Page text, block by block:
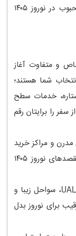
متنوع، باکو را به انتخابی اقتصادی و محبوب در نوروز ۱۴۰۵
و متفاوت آغاز
نوروز ۱۴۰۵ بهترین انتخاب شما هستند؛
از پروازهای ممتاز، هتل های ۵ ستاره، خدمات سطح
را برایتان رقم
و مراکز خرید
بزرگ، دبی را به یکی از لاکچری ترین مقصدهای نوروز ۱۴۰۵
آنتالیا: اقامتگاه های ساحلی ALL و UALL، سواحل زیبا و
برای نوروز بدل